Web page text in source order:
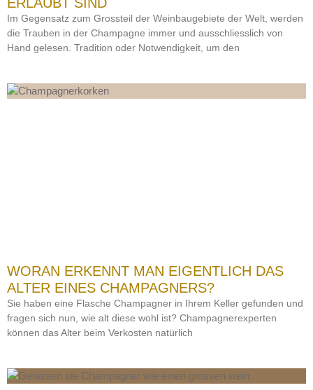
Im Gegensatz zum Grossteil der Weinbaugebiete der Welt, werden
die Trauben in der Champagne immer und ausschliesslich von
Hand gelesen. Tradition oder Notwendigkeit, um den
WORAN ERKENNT MAN EIGENTLICH DAS
ALTER EINES CHAMPAGNERS?
Sie haben eine Flasche Champagner in Ihrem Keller gefunden und
fragen sich nun, wie alt diese wohl ist? Champagnerexperten
können das Alter beim Verkosten natürlich